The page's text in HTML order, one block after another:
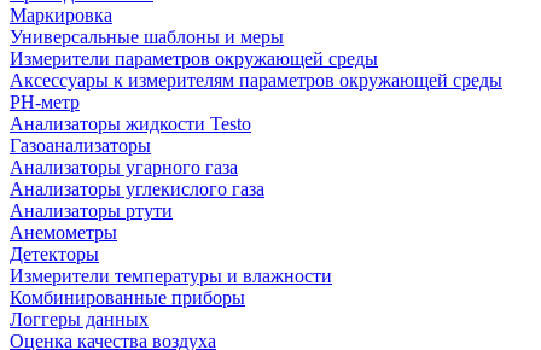
Маркировка
Универсальные шаблоны и меры
Измерители параметров окружающей среды
Аксессуары к измерителям параметров окружающей среды
PH-метр
Анализаторы жидкости Testo
Газоанализаторы
Анализаторы угарного газа
Анализаторы углекислого газа
Анализаторы ртути
Анемометры
Детекторы
Измерители температуры и влажности
Комбинированные приборы
Логгеры данных
Оценка качества воздуха